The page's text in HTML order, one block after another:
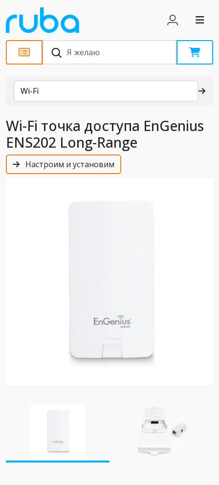
Каталог
Wi-Fi
Wi-Fi точка доступа EnGenius
ENS202 Long-Range
Настроим и установим